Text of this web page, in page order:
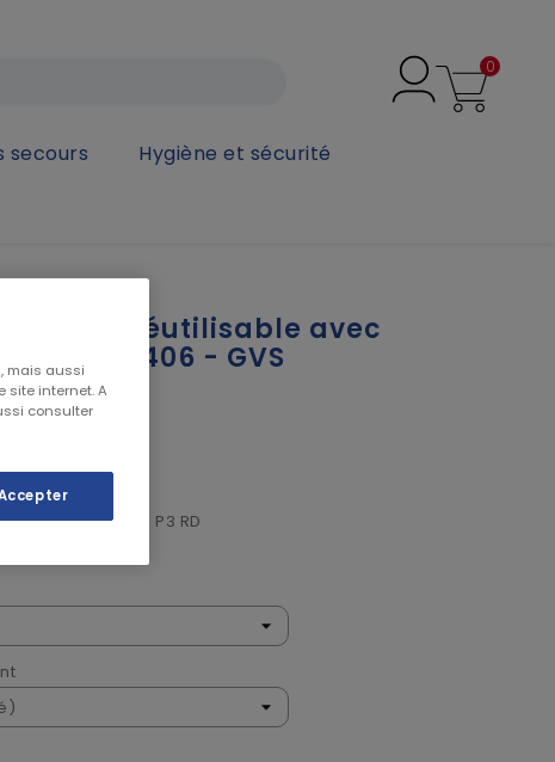
0
secours Hygiène et sécurité
complet réutilisable avec
RD SPR406 - GVS
avec filtres P3 RD
mais aussi
site internet. A
consulter